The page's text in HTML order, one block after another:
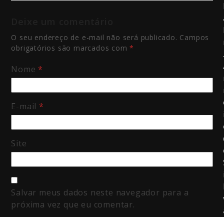
O seu endereço de e-mail não será publicado. Campos
obrigatórios são marcados com*
Nome*
E-mail*
Site
Salvar meus dados neste navegador para a
próxima vez que eu comentar.